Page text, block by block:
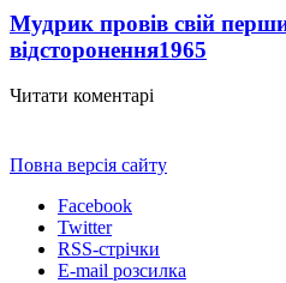
Мудрик провів свій
відсторонення1965
Читати коментарі
Повна версія сайту
Facebook
Twitter
RSS-стрічки
E-mail розсилка